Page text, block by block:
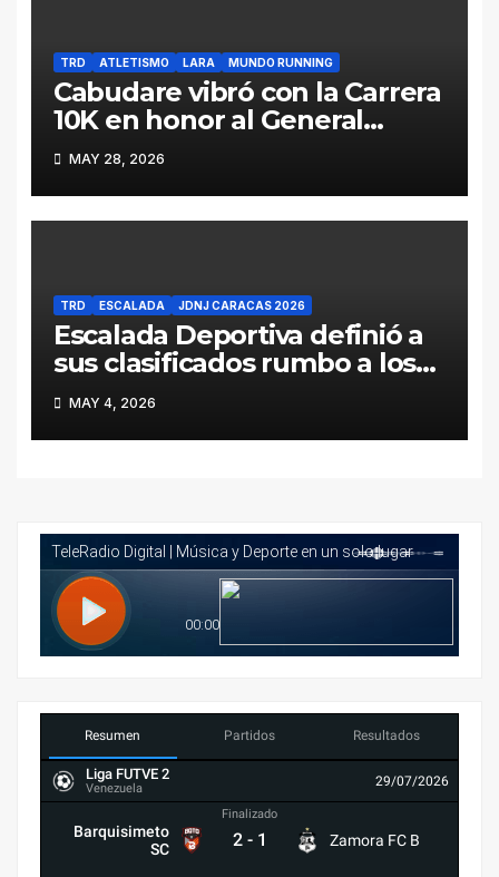
TRD ATLETISMO LARA MUNDO RUNNING
Cabudare vibró con la Carrera
10K en honor al General
Jacinto Lara (Galería y
Resultados)
MAY 28, 2026
TRD ESCALADA JDNJ CARACAS 2026
Escalada Deportiva definió a
sus clasificados rumbo a los
Juegos Deportivos
Nacionales Juveniles Caracas
2026
MAY 4, 2026
Resumen Partidos Resultados
Liga FUTVE 2
Venezuela 29/07/2026
Barquisimeto
SC
Finalizado
2 - 1 Zamora FC B